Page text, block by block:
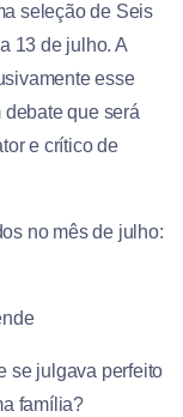
seleção de Seis
13 de julho. A
esse
que será
e crítico de
no mês de julho:
se julgava perfeito
família?